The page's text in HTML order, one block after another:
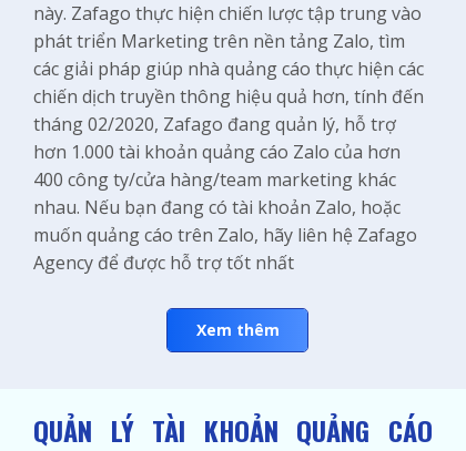
này. Zafago thực hiện chiến lược tập trung vào
phát triển Marketing trên nền tảng Zalo, tìm
các giải pháp giúp nhà quảng cáo thực hiện các
chiến dịch truyền thông hiệu quả hơn, tính đến
tháng 02/2020, Zafago đang quản lý, hỗ trợ
hơn 1.000 tài khoản quảng cáo Zalo của hơn
400 công ty/cửa hàng/team marketing khác
nhau. Nếu bạn đang có tài khoản Zalo, hoặc
muốn quảng cáo trên Zalo, hãy liên hệ Zafago
Agency để được hỗ trợ tốt nhất
Xem thêm
QUẢN LÝ TÀI KHOẢN QUẢNG CÁO